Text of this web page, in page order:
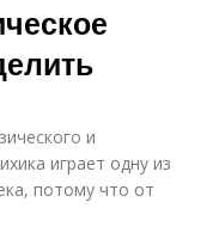
и
играет одну из
потому что от